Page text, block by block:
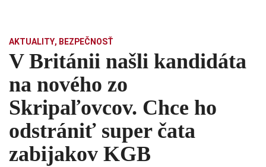
AKTUALITY, BEZPEČNOSŤ
V Británii našli kandidáta
na nového zo
Skripaľovcov. Chce ho
odstrániť super čata
zabijakov KGB